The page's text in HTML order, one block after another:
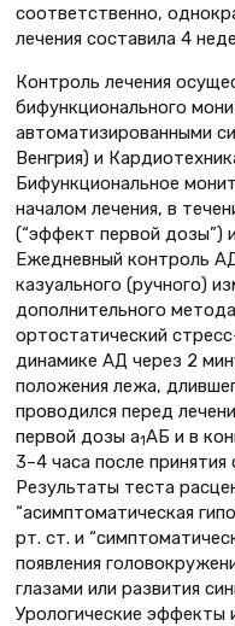
соответственно,
лечения составила 4
Контроль лечения
бифункционального
автоматизированными
Венгрия) и
Бифункциональное
началом лечения, в
(“эффект первой дозы”)
Ежедневный контроль
казуального (ручного)
дополнительного
ортостатический
динамике АД через 2
положения лежа,
проводился перед
первой дозы a1АБ и в
3–4 часа после
Результаты теста
“асимптоматическая
рт. ст. и
появления
глазами или развития
Урологические эффекты